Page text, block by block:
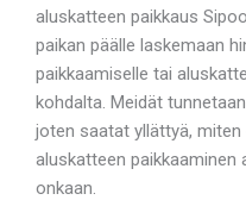
aluskatteen paikkaus
paikan päälle laskemaan
paikkaamiselle tai
kohdalta. Meidät
joten saatat yllättyä,
aluskatteen paikkaaminen
onkaan.